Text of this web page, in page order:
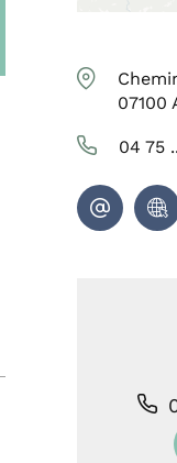
07100
04 75